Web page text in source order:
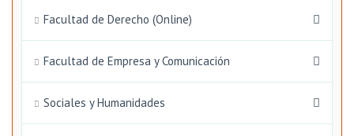
Facultad de Derecho (Online)
Facultad de Empresa y Comunicación
Sociales y Humanidades